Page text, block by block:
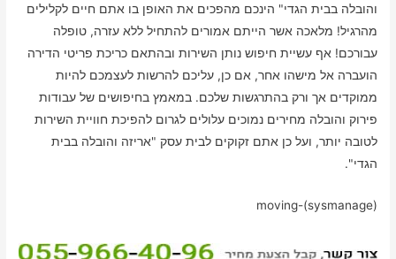
והובלה בבית הגדי" הינכם מהפכים את האופן בו אתם חיים לקלילים
מהרגיל! מלאכה אשר הייתם אמורים להתחיל ללא עזרה, טופלה
עבורכם! אף עשיית חיפוש נותן השירות ובהתאם כריכת פריטי הדירה
הועברה אל מישהו אחר, אם כן, עליכם להרשות לעצמכם להיות
ממוקדים אך ורק בהתרגשות שלכם. במאמץ בחיפושים של עבודות
פירוק והובלה מחירים נמוכים עלולים לגרום להפיכת חוויית השירות
לטובה יותר, ועל כן אתם זקוקים לבית עסק "אריזה והובלה בבית
הגדי".
moving-(sysmanage)